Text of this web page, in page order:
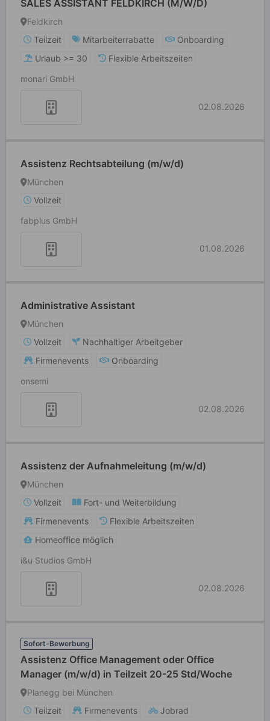
SALES ASSISTANT FELDKIRCH (M/W/D)
Feldkirch
Teilzeit
Mitarbeiterrabatte
Onboarding
Urlaub >= 30
Flexible Arbeitszeiten
monari GmbH
02.08.2026
Assistenz Rechtsabteilung (m/w/d)
München
Vollzeit
fabplus GmbH
01.08.2026
Administrative Assistant
München
Vollzeit
Nachhaltiger Arbeitgeber
Firmenevents
Onboarding
onsemi
02.08.2026
Assistenz der Aufnahmeleitung (m/w/d)
München
Vollzeit
Fort- und Weiterbildung
Firmenevents
Flexible Arbeitszeiten
Homeoffice möglich
i&u Studios GmbH
02.08.2026
Sofort-Bewerbung
Assistenz Office Management oder Office
Manager (m/w/d) in Teilzeit 20-25 Std/Woche
Planegg bei München
Teilzeit
Firmenevents
Jobrad